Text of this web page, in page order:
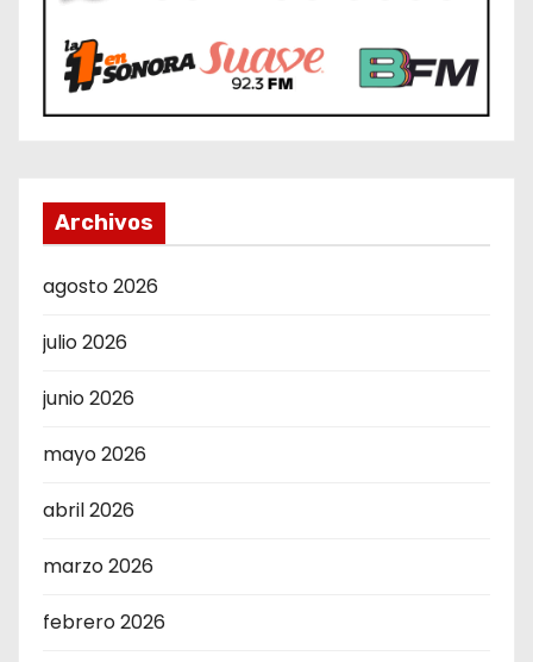
Archivos
agosto 2026
julio 2026
junio 2026
mayo 2026
abril 2026
marzo 2026
febrero 2026